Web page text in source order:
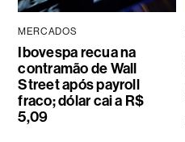
MERCADOS
Ibovespa recua na
contramão de Wall
Street após payroll
fraco; dólar cai a R$
5,09